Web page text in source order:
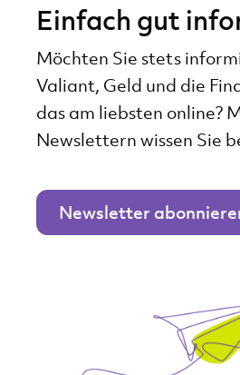
Einfach gut
Möchten Sie stets
Valiant, Geld und die
das am liebsten online?
Newslettern wissen Sie
Newsletter